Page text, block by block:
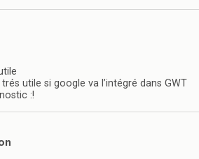
utile si google va l’intégré dans GWT
:!